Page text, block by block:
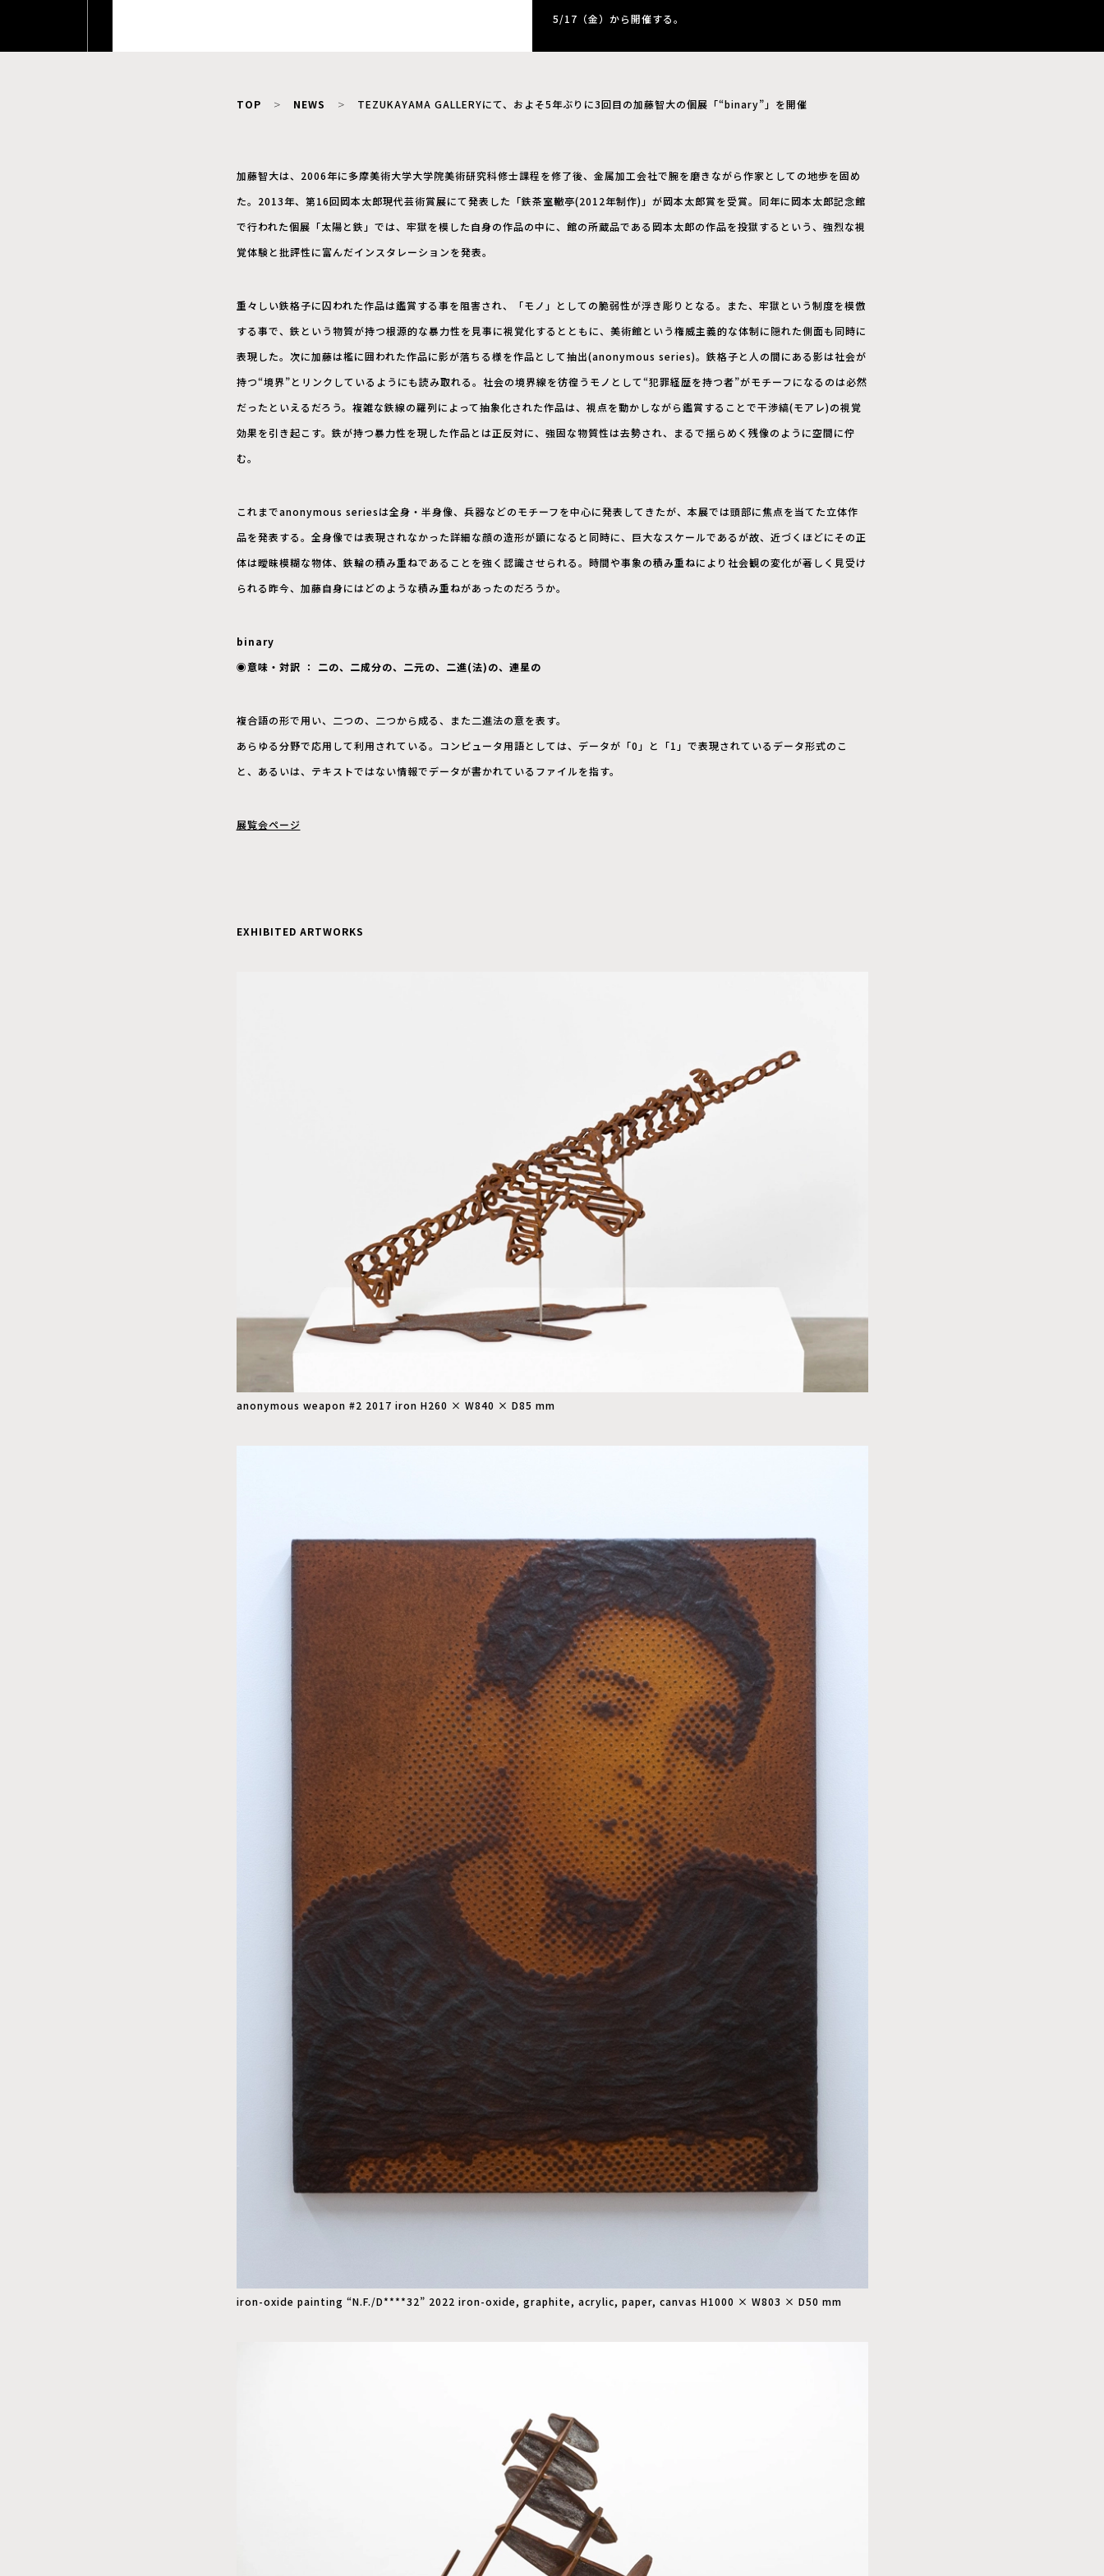
5/17（金）から開催する。
TOP NEWS TEZUKAYAMA GALLERYにて、およそ5年ぶりに3回目の加藤智大の個展「“binary”」を開催
加藤智大は、2006年に多摩美術大学大学院美術研究科修士課程を修了後、金属加工会社で腕を磨きながら作家としての地歩を固め
た。2013年、第16回岡本太郎現代芸術賞展にて発表した「鉄茶室轍亭(2012年制作)」が岡本太郎賞を受賞。同年に岡本太郎記念館
で行われた個展「太陽と鉄」では、牢獄を模した自身の作品の中に、館の所蔵品である岡本太郎の作品を投獄するという、強烈な視
覚体験と批評性に富んだインスタレーションを発表。
重々しい鉄格子に囚われた作品は鑑賞する事を阻害され、「モノ」としての脆弱性が浮き彫りとなる。また、牢獄という制度を模倣
する事で、鉄という物質が持つ根源的な暴力性を見事に視覚化するとともに、美術館という権威主義的な体制に隠れた側面も同時に
表現した。次に加藤は檻に囲われた作品に影が落ちる様を作品として抽出(anonymous series)。鉄格子と人の間にある影は社会が
持つ“境界”とリンクしているようにも読み取れる。社会の境界線を彷徨うモノとして“犯罪経歴を持つ者”がモチーフになるのは必然
だったといえるだろう。複雑な鉄線の羅列によって抽象化された作品は、視点を動かしながら鑑賞することで干渉縞(モアレ)の視覚
効果を引き起こす。鉄が持つ暴力性を現した作品とは正反対に、強固な物質性は去勢され、まるで揺らめく残像のように空間に佇
む。
これまでanonymous seriesは全身・半身像、兵器などのモチーフを中心に発表してきたが、本展では頭部に焦点を当てた立体作
品を発表する。全身像では表現されなかった詳細な顔の造形が顕になると同時に、巨大なスケールであるが故、近づくほどにその正
体は曖昧模糊な物体、鉄輪の積み重ねであることを強く認識させられる。時間や事象の積み重ねにより社会観の変化が著しく見受け
られる昨今、加藤自身にはどのような積み重ねがあったのだろうか。
binary
◉意味・対訳 ： 二の、二成分の、二元の、二進(法)の、連星の
複合語の形で用い、二つの、二つから成る、また二進法の意を表す。
あらゆる分野で応用して利用されている。コンピュータ用語としては、データが「0」と「1」で表現されているデータ形式のこ
と、あるいは、テキストではない情報でデータが書かれているファイルを指す。
展覧会ページ
EXHIBITED ARTWORKS
anonymous weapon #2 2017 iron H260 × W840 × D85 mm
iron-oxide painting “N.F./D****32” 2022 iron-oxide, graphite, acrylic, paper, canvas H1000 × W803 × D50 mm